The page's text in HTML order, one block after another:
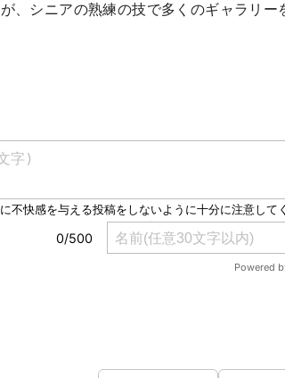
、シニアの熟練の技で多くのギャラリー